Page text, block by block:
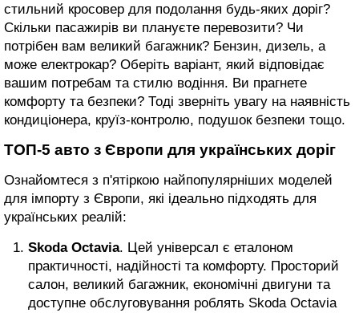
стильний кросовер для подолання будь-яких доріг?
Скільки пасажирів ви плануєте перевозити? Чи
потрібен вам великий багажник? Бензин, дизель, а
може електрокар? Оберіть варіант, який відповідає
вашим потребам та стилю водіння. Ви прагнете
комфорту та безпеки? Тоді зверніть увагу на наявність
кондиціонера, круїз-контролю, подушок безпеки тощо.
ТОП-5 авто з Європи для українських доріг
Ознайомтеся з п'ятіркою найпопулярніших моделей
для імпорту з Європи, які ідеально підходять для
українських реалій:
Skoda Octavia. Цей універсал є еталоном
практичності, надійності та комфорту. Просторий
салон, великий багажник, економічні двигуни та
доступне обслуговування роблять Skoda Octavia